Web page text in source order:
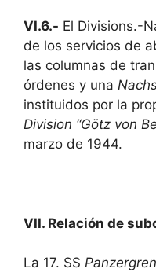
VI.6.- El Divisions.-
de los servicios de
las columnas de
órdenes y una
instituidos por la
Division “Götz von
marzo de 1944.
VII. Relación de
La 17. SS